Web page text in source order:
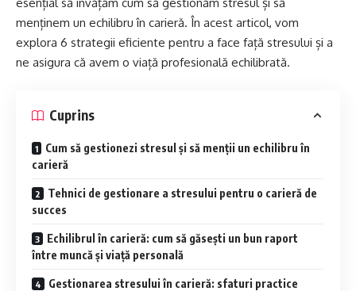
esențial să învățăm cum să gestionăm stresul și să
menținem un echilibru în carieră. În acest articol, vom
explora 6 strategii eficiente pentru a face față stresului și a
ne asigura că avem o viață profesională echilibrată.
Cuprins
Cum să gestionezi stresul și să menții un echilibru în
carieră
Tehnici de gestionare a stresului pentru o carieră de
succes
Echilibrul în carieră: cum să găsești un bun raport
între muncă și viață personală
Gestionarea stresului în carieră: sfaturi practice